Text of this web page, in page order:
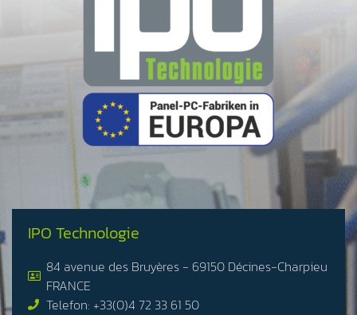
IPO Technologie
84 avenue des Bruyères - 69150 Décines-Charpieu
FRANCE
Telefon: +33(0)4 72 33 61 50